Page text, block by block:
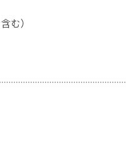
む）